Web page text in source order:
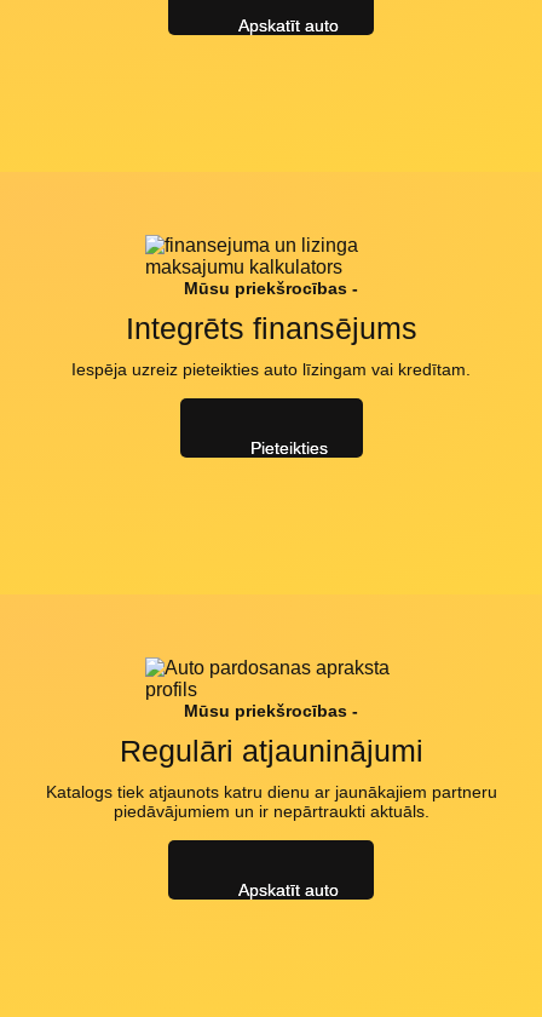
Mūsu priekšrocības -
Integrēts finansējums
Iespēja uzreiz pieteikties auto līzingam vai kredītam.
Mūsu priekšrocības -
Regulāri atjauninājumi
Katalogs tiek atjaunots katru dienu ar jaunākajiem partneru
piedāvājumiem un ir nepārtraukti aktuāls.